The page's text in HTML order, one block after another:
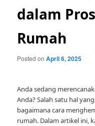
dalam
Rumah
Posted onApril 6, 2025
Anda sedang
Anda? Salah satu hal
bagaimana cara
rumah. Dalam artikel ini,